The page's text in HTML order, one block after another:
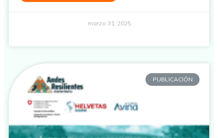
marzo 31, 2025
PUBLICACIÓN